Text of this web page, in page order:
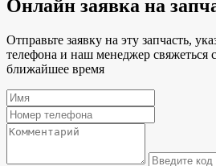
Онлайн заявка на
Отправьте заявку на эту запчасть,
телефона и наш менеджер свяжеться
ближайшее время